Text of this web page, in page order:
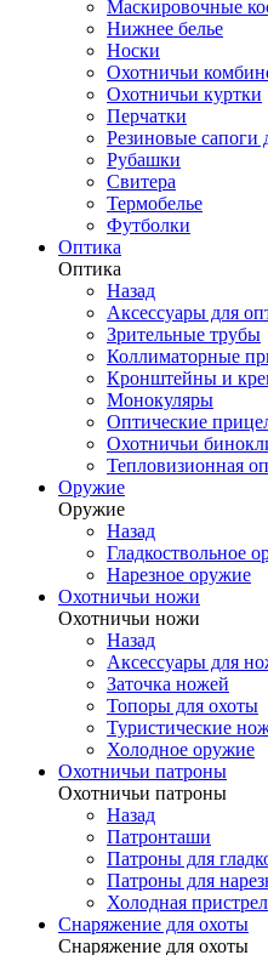
Маскировочные
Нижнее белье
Носки
Охотничьи
Охотничьи куртки
Перчатки
Резиновые сапоги
Рубашки
Свитера
Термобелье
Футболки
Оптика
Оптика
Назад
Аксессуары для
Зрительные трубы
Коллиматорные
Кронштейны и
Монокуляры
Оптические
Охотничьи
Тепловизионная
Оружие
Оружие
Назад
Гладкоствольное
Нарезное оружие
Охотничьи ножи
Охотничьи ножи
Назад
Аксессуары для
Заточка ножей
Топоры для охоты
Туристические
Холодное оружие
Охотничьи патроны
Охотничьи патроны
Назад
Патронташи
Патроны для
Патроны для
Холодная
Снаряжение для охоты
Снаряжение для охоты